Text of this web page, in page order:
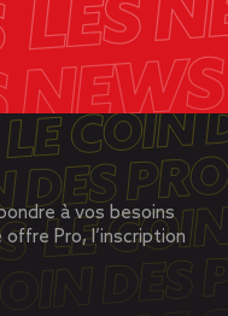
à vos besoins
Pro, l’inscription